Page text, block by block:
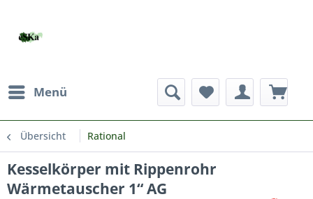
Menü
Übersicht Rational
Kesselkörper mit Rippenrohr
Wärmetauscher 1“ AG